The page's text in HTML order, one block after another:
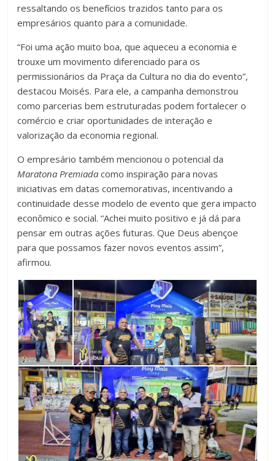
ressaltando os benefícios trazidos tanto para os
empresários quanto para a comunidade.
“Foi uma ação muito boa, que aqueceu a economia e
trouxe um movimento diferenciado para os
permissionários da Praça da Cultura no dia do evento”,
destacou Moisés. Para ele, a campanha demonstrou
como parcerias bem estruturadas podem fortalecer o
comércio e criar oportunidades de interação e
valorização da economia regional.
O empresário também mencionou o potencial da
Maratona Premiada como inspiração para novas
iniciativas em datas comemorativas, incentivando a
continuidade desse modelo de evento que gera impacto
econômico e social. “Achei muito positivo e já dá para
pensar em outras ações futuras. Que Deus abençoe
para que possamos fazer novos eventos assim”,
afirmou.